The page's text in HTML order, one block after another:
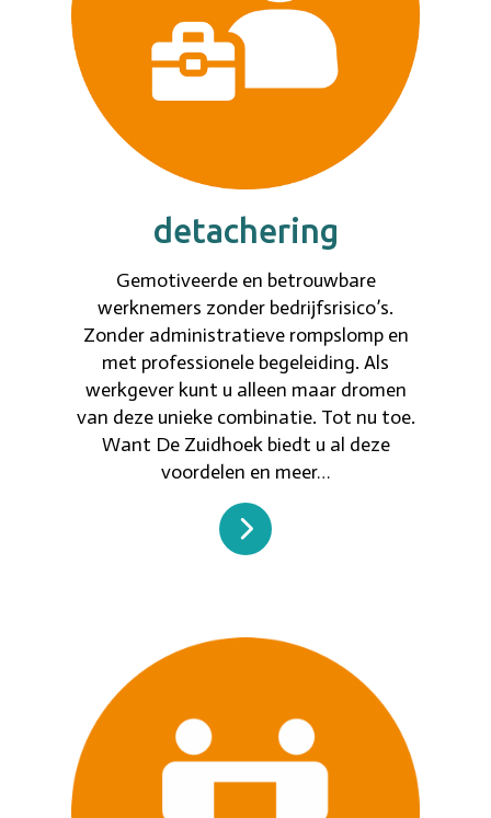
detachering
Gemotiveerde en betrouwbare
werknemers zonder bedrijfsrisico’s.
Zonder administratieve rompslomp en
met professionele begeleiding. Als
werkgever kunt u alleen maar dromen
van deze unieke combinatie. Tot nu toe.
Want De Zuidhoek biedt u al deze
voordelen en meer…